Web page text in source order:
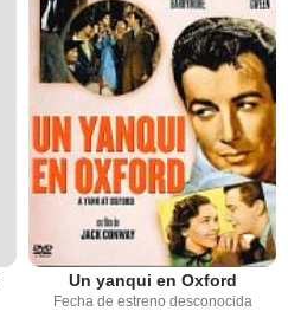
Un yanqui en Oxford
Fecha de estreno desconocida